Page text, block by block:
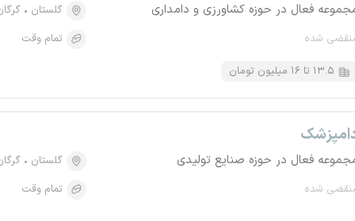
فعال در حوزه کشاورزی و دامداری
شده
گلستان
تمام وقت
۱۳.۵ تا ۱۶ میلیون تومان
فعال در حوزه صنایع تولیدی
شده
گلستان
تمام وقت